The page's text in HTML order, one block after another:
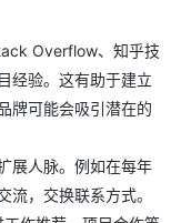
Overflow、知乎技
经验。这有助于建立
牌可能会吸引潜在的
展人脉。例如在每年
，交换联系方式。